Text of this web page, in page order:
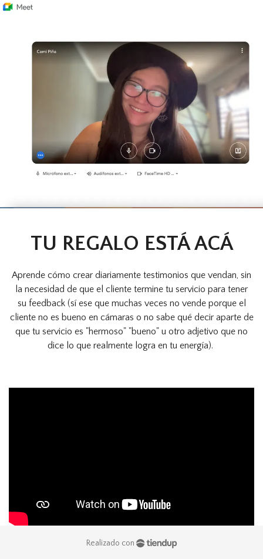
TU REGALO ESTÁ ACÁ
Aprende cómo crear diariamente testimonios que vendan, sin
la necesidad de que el cliente termine tu servicio para tener
su feedback (sí ese que muchas veces no vende porque el
cliente no es bueno en cámaras o no sabe qué decir aparte de
que tu servicio es "hermoso" "bueno" u otro adjetivo que no
dice lo que realmente logra en tu energía).
Realizado con